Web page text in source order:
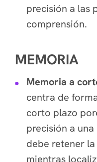
precisión a las
comprensión.
MEMORIA
Memoria a
centra de
corto plazo
precisión a
debe retener
mientras